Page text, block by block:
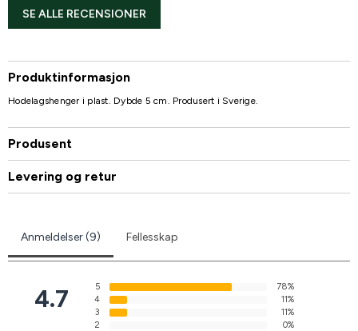
SE ALLE RECENSIONER
Produktinformasjon
Hodelagshenger i plast. Dybde 5 cm. Produsert i Sverige.
Produsent
Levering og retur
Anmeldelser (9) Fellesskap
4.7 5
78%
4
11%
3
11%
2
0%